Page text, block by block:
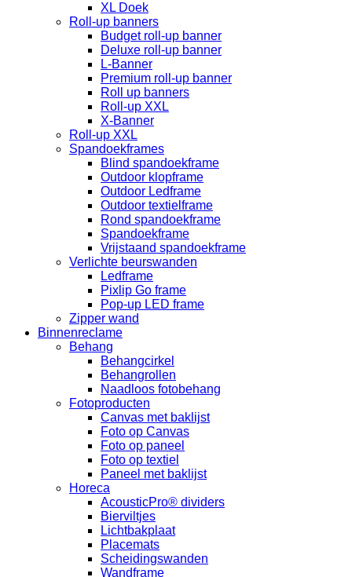
XL Doek
Roll-up banners
Budget roll-up banner
Deluxe roll-up banner
L-Banner
Premium roll-up banner
Roll up banners
Roll-up XXL
X-Banner
Roll-up XXL
Spandoekframes
Blind spandoekframe
Outdoor klopframe
Outdoor Ledframe
Outdoor textielframe
Rond spandoekframe
Spandoekframe
Vrijstaand spandoekframe
Verlichte beurswanden
Ledframe
Pixlip Go frame
Pop-up LED frame
Zipper wand
Binnenreclame
Behang
Behangcirkel
Behangrollen
Naadloos fotobehang
Fotoproducten
Canvas met baklijst
Foto op Canvas
Foto op paneel
Foto op textiel
Paneel met baklijst
Horeca
AcousticPro® dividers
Bierviltjes
Lichtbakplaat
Placemats
Scheidingswanden
Wandframe